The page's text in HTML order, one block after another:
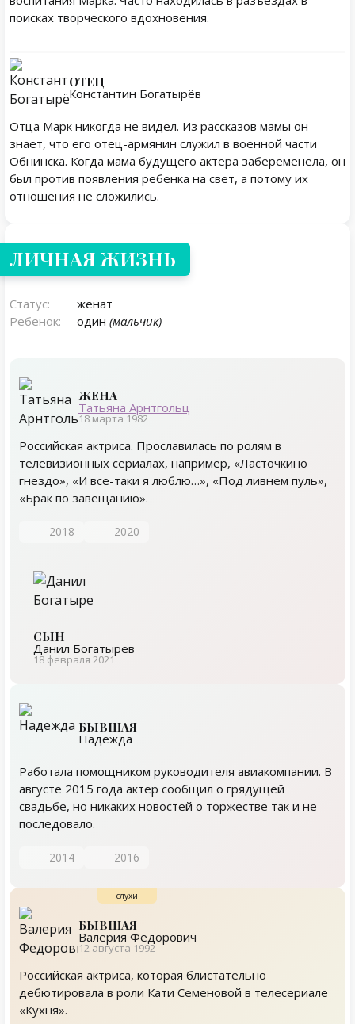
поисках творческого вдохновения.
ОТЕЦ
Константин Богатырёв
Отца Марк никогда не видел. Из рассказов мамы он
знает, что его отец-армянин служил в военной части
Обнинска. Когда мама будущего актера забеременела, он
был против появления ребенка на свет, а потому их
отношения не сложились.
Личная жизнь
ЛИЧНАЯ ЖИЗНЬ
Статус:
женат
Ребенок:
один (мальчик)
ЖЕНА
Татьяна Арнтгольц
18 марта 1982
Российская актриса. Прославилась по ролям в
телевизионных сериалах, например, «Ласточкино
гнездо», «И все-таки я люблю…», «Под ливнем пуль»,
«Брак по завещанию».
2018 2020
СЫН
Данил Богатырев
18 февраля 2021
БЫВШАЯ
Надежда
Работала помощником руководителя авиакомпании. В
августе 2015 года актер сообщил о грядущей
свадьбе, но никаких новостей о торжестве так и не
последовало.
2014 2016
БЫВШАЯ
Валерия Федорович
12 августа 1992
Российская актриса, которая блистательно
дебютировала в роли Кати Семеновой в телесериале
«Кухня».